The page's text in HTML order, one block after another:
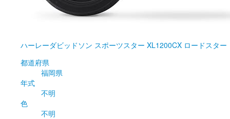
ハーレーダビッドソン スポーツスター XL1200CX ロードスター
都道府県
福岡県
年式
不明
色
不明